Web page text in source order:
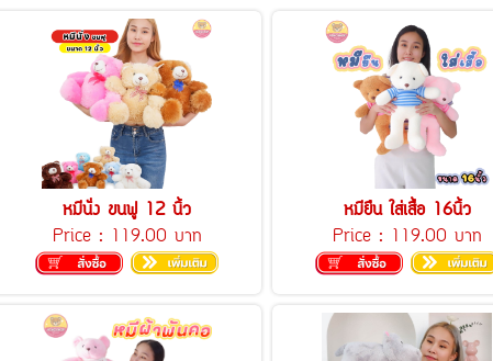
หมีนั่ง ขนฟู 12 นิ้ว
Price : 119.00 บาท
หมียืน ใส่เสื้อ 16นิ้ว
Price : 119.00 บาท